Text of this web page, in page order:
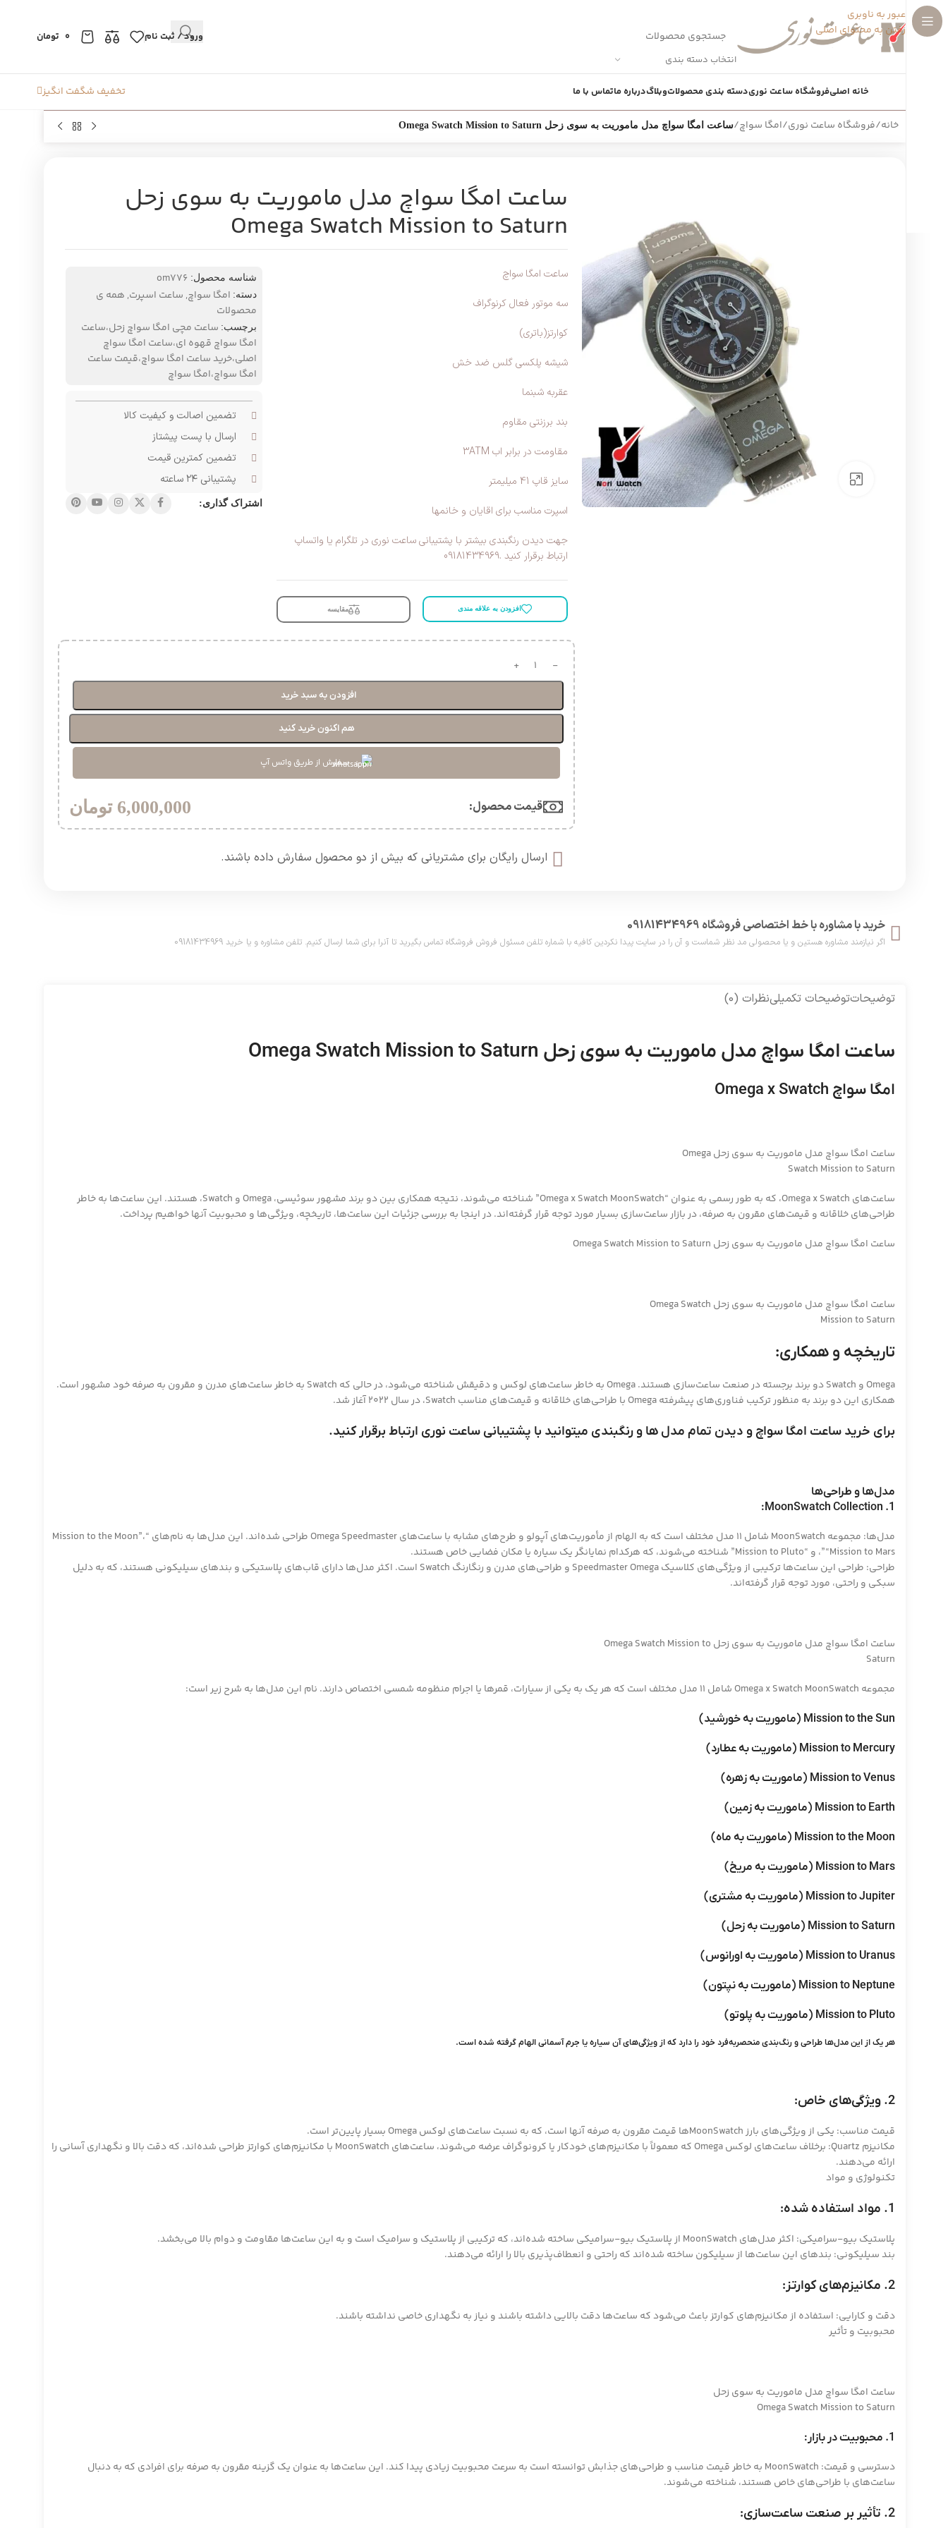
عبور به ناوبری
رفتن به محتوای اصلی
انتخاب دسته بندی
ورود / ثبت نام 0 تومان
خانه اصلیفروشگاه ساعت نوریدسته بندی محصولاتوبلاگدرباره ماتماس با ما تخفیف شگفت انگیز
خانه/فروشگاه ساعت نوری/امگا سواچ/ساعت امگا سواچ مدل ماموریت به سوی زحل Omega Swatch Mission to Saturn
بزرگنمایی تصویر
ساعت امگا سواچ مدل ماموریت به سوی زحل
Omega Swatch Mission to Saturn
ساعت امگا سواچ
سه موتور فعال کرنوگراف
کوارتز(باتری)
شیشه پلکسی گلس ضد خش
عقربه شبنما
بند برزنتی مقاوم
مقاومت در برابر اب 3ATM
سایز قاپ 41 میلیمتر
اسپرت مناسب برای اقایان و خانمها
جهت دیدن رنگبندی بیشتر با پشتیبانی ساعت نوری در تلگرام یا واتساپ
ارتباط برقرار کنید .09181434969
افزودن به علاقه مندی مقایسه
شناسه محصول: om776
دسته: امگا سواچ, ساعت اسپرت, همه ی
محصولات
برچسب: ساعت مچی امگا سواچ زحل،ساعت
امگا سواچ قهوه ای،ساعت امگا سواچ
اصلی،خرید ساعت امگا سواچ،قیمت ساعت
امگا سواچ،امگا سواچ
تضمین اصالت و کیفیت کالا
ارسال با پست پیشتاز
تضمین کمترین قیمت
پشتیبانی ۲۴ ساعته
اشتراک گذاری:
افزودن به سبد خرید
هم اکنون خرید کنید
سفارش از طریق واتس آپ
قیمت محصول:​ 6,000,000 تومان
ارسال رایگان برای مشتریانی که بیش از دو محصول سفارش داده باشند.​
خرید با مشاوره با خط اختصاصی فروشگاه 09181434969
اگر نیازمند مشاوره هستین و یا محصولی مد نظر شماست و آن را در سایت پیدا نکردین کافیه با شماره تلفن مسئول فروش فروشگاه تماس بگیرید تا آنرا برای شما ارسال کنیم. تلفن مشاوره و یا خرید 09181434969
توضیحاتتوضیحات تکمیلینظرات (0)
ساعت امگا سواچ مدل ماموریت به سوی زحل Omega Swatch Mission to Saturn
امگا سواچ Omega x Swatch
ساعت امگا سواچ مدل ماموریت به سوی زحل Omega
Swatch Mission to Saturn
ساعت‌های Omega x Swatch، که به طور رسمی به عنوان “Omega x Swatch MoonSwatch” شناخته می‌شوند، نتیجه همکاری بین دو برند مشهور سوئیسی، Omega و Swatch، هستند. این ساعت‌ها به خاطر
طراحی‌های خلاقانه و قیمت‌های مقرون به صرفه، در بازار ساعت‌سازی بسیار مورد توجه قرار گرفته‌اند. در اینجا به بررسی جزئیات این ساعت‌ها، تاریخچه، ویژگی‌ها و محبوبیت آنها خواهیم پرداخت.
ساعت امگا سواچ مدل ماموریت به سوی زحل Omega Swatch Mission to Saturn
ساعت امگا سواچ مدل ماموریت به سوی زحل Omega Swatch
Mission to Saturn
تاریخچه و همکاری:
Omega و Swatch دو برند برجسته در صنعت ساعت‌سازی هستند. Omega به خاطر ساعت‌های لوکس و دقیقش شناخته می‌شود، در حالی که Swatch به خاطر ساعت‌های مدرن و مقرون به صرفه خود مشهور است.
همکاری این دو برند به منظور ترکیب فناوری‌های پیشرفته Omega با طراحی‌های خلاقانه و قیمت‌های مناسب Swatch، در سال 2022 آغاز شد.
برای خرید ساعت امگا سواچ و دیدن تمام مدل ها و رنگبندی میتوانید با پشتیبانی ساعت نوری ارتباط برقرار کنید.
مدل‌ها و طراحی‌ها
1. MoonSwatch Collection:
مدل‌ها: مجموعه MoonSwatch شامل 11 مدل مختلف است که به الهام از مأموریت‌های آپولو و طرح‌های مشابه با ساعت‌های Omega Speedmaster طراحی شده‌اند. این مدل‌ها به نام‌های “Mission to the Moon”،
“Mission to Mars”، و “Mission to Pluto” شناخته می‌شوند، که هرکدام نمایانگر یک سیاره یا مکان فضایی خاص هستند.
طراحی: طراحی این ساعت‌ها ترکیبی از ویژگی‌های کلاسیک Speedmaster Omega و طراحی‌های مدرن و رنگارنگ Swatch است. اکثر مدل‌ها دارای قاب‌های پلاستیکی و بندهای سیلیکونی هستند، که به دلیل
سبکی و راحتی، مورد توجه قرار گرفته‌اند.
ساعت امگا سواچ مدل ماموریت به سوی زحل Omega Swatch Mission to
Saturn
مجموعه Omega x Swatch MoonSwatch شامل 11 مدل مختلف است که هر یک به یکی از سیارات، قمرها یا اجرام منظومه شمسی اختصاص دارند. نام این مدل‌ها به شرح زیر است:
Mission to the Sun (ماموریت به خورشید)
Mission to Mercury (ماموریت به عطارد)
Mission to Venus (ماموریت به زهره)
Mission to Earth (ماموریت به زمین)
Mission to the Moon (ماموریت به ماه)
Mission to Mars (ماموریت به مریخ)
Mission to Jupiter (ماموریت به مشتری)
Mission to Saturn (ماموریت به زحل)
Mission to Uranus (ماموریت به اورانوس)
Mission to Neptune (ماموریت به نپتون)
Mission to Pluto (ماموریت به پلوتو)
هر یک از این مدل‌ها طراحی و رنگ‌بندی منحصربه‌فرد خود را دارد که از ویژگی‌های آن سیاره یا جرم آسمانی الهام گرفته شده است.
2. ویژگی‌های خاص:
قیمت مناسب: یکی از ویژگی‌های بارز MoonSwatchها قیمت مقرون به صرفه آنها است، که به نسبت ساعت‌های لوکس Omega بسیار پایین‌تر است.
مکانیزم Quartz: برخلاف ساعت‌های لوکس Omega که معمولاً با مکانیزم‌های خودکار یا کرونوگراف عرضه می‌شوند، ساعت‌های MoonSwatch با مکانیزم‌های کوارتز طراحی شده‌اند، که دقت بالا و نگهداری آسانی را
ارائه می‌دهند.
تکنولوژی و مواد
1. مواد استفاده شده:
پلاستیک بیو-سرامیکی: اکثر مدل‌های MoonSwatch از پلاستیک بیو-سرامیکی ساخته شده‌اند، که ترکیبی از پلاستیک و سرامیک است و به این ساعت‌ها مقاومت و دوام بالا می‌بخشد.
بند سیلیکونی: بندهای این ساعت‌ها از سیلیکون ساخته شده‌اند که راحتی و انعطاف‌پذیری بالا را ارائه می‌دهند.
2. مکانیزم‌های کوارتز:
دقت و کارایی: استفاده از مکانیزم‌های کوارتز باعث می‌شود که ساعت‌ها دقت بالایی داشته باشند و نیاز به نگهداری خاصی نداشته باشند.
محبوبیت و تأثیر
ساعت امگا سواچ مدل ماموریت به سوی زحل
Omega Swatch Mission to Saturn
1. محبوبیت در بازار:
دسترسی و قیمت: MoonSwatch به خاطر قیمت مناسب و طراحی‌های جذابش توانسته است به سرعت محبوبیت زیادی پیدا کند. این ساعت‌ها به عنوان یک گزینه مقرون به صرفه برای افرادی که به دنبال
ساعت‌های با طراحی‌های خاص هستند، شناخته می‌شوند.
2. تأثیر بر صنعت ساعت‌سازی: